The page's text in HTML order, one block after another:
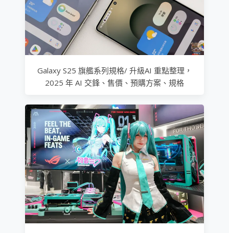
Galaxy S25 旗艦系列規格/ 升級AI 重點整理，
2025 年 AI 交鋒、售價、預購方案、規格